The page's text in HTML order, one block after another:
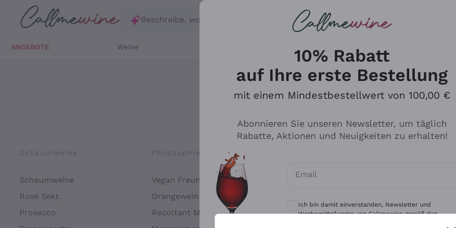
Zum Hauptinhalt springen
Beschreibe, wonach du suchst
ANGEBOTE Weine
Schaumweine
Schaumweine
Rosé Sekt
Prosecco
Philosophien
Vegan Freundlich
Orangewein
Recoltant Manipulant
Antinori
Ca' del Bosco
Gavi
10% Rabatt
auf Ihre erste Bestellung
mit einem Mindestbestellwert von 100,00 €
Abonnieren Sie unseren Newsletter, um täglich
Rabatte, Aktionen und Neuigkeiten zu erhalten!
Email
Optionale Einwilligungen zum Erhalt von
Ich bin damit einverstanden, Newsletter und
Werbemitteilungen von Callmewine gemäß den -